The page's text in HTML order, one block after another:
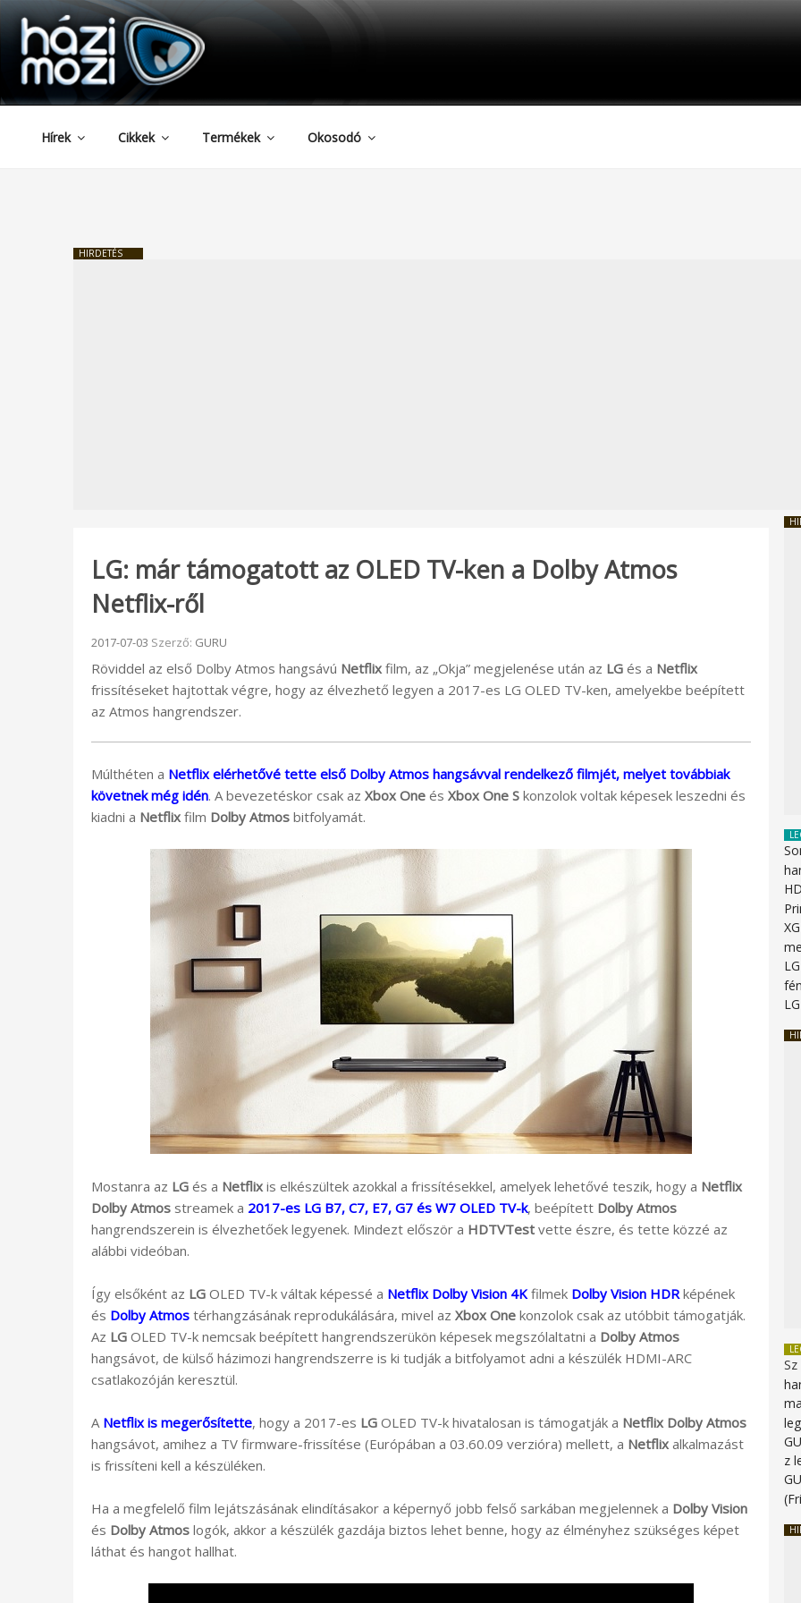
Tartalomhoz
HAZIMOZI
Hírek Cikkek Termékek Okosodó
HIRDETÉS
LG: már támogatott az OLED TV-ken a Dolby Atmos
Netflix-ről
Beküldve:
2017-07-03 Szerző: GURU
Röviddel az első Dolby Atmos hangsávú Netflix film, az „Okja” megjelenése után az LG és a Netflix
frissítéseket hajtottak végre, hogy az élvezhető legyen a 2017-es LG OLED TV-ken, amelyekbe beépített
az Atmos hangrendszer.
Múlthéten a Netflix elérhetővé tette első Dolby Atmos hangsávval rendelkező filmjét, melyet továbbiak
követnek még idén. A bevezetéskor csak az Xbox One és Xbox One S konzolok voltak képesek leszedni és
kiadni a Netflix film Dolby Atmos bitfolyamát.
Mostanra az LG és a Netflix is elkészültek azokkal a frissítésekkel, amelyek lehetővé teszik, hogy a Netflix
Dolby Atmos streamek a 2017-es LG B7, C7, E7, G7 és W7 OLED TV-k, beépített Dolby Atmos
hangrendszerein is élvezhetőek legyenek. Mindezt először a HDTVTest vette észre, és tette közzé az
alábbi videóban.
Így elsőként az LG OLED TV-k váltak képessé a Netflix Dolby Vision 4Kfilmek Dolby Vision HDR képének
és Dolby Atmos térhangzásának reprodukálására, mivel az Xbox One konzolok csak az utóbbit támogatják.
Az LG OLED TV-k nemcsak beépített hangrendszerükön képesek megszólaltatni a Dolby Atmos
hangsávot, de külső házimozi hangrendszerre is ki tudják a bitfolyamot adni a készülék HDMI-ARC
csatlakozóján keresztül.
A Netflix is megerősítette, hogy a 2017-es LG OLED TV-k hivatalosan is támogatják a Netflix Dolby Atmos
hangsávot, amihez a TV firmware-frissítése (Európában a 03.60.09 verzióra) mellett, a Netflix alkalmazást
is frissíteni kell a készüléken.
Ha a megfelelő film lejátszásának elindításakor a képernyő jobb felső sarkában megjelennek a Dolby Vision
és Dolby Atmos logók, akkor a készülék gazdája biztos lehet benne, hogy az élményhez szükséges képet
láthat és hangot hallhat.
z